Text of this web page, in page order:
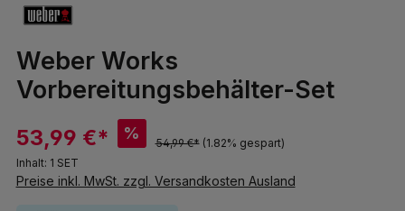
Weber Works
Vorbereitungsbehälter-Set
53,99 €* %
54,99 €* (1.82% gespart)
Inhalt: 1 SET
Preise inkl. MwSt. zzgl. Versandkosten Ausland